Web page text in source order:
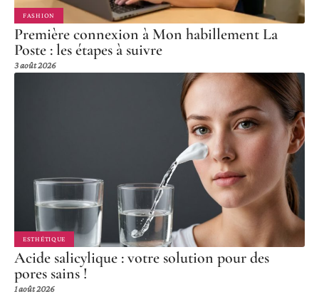
FASHION
Première connexion à Mon habillement La
Poste : les étapes à suivre
3 août 2026
ESTHÉTIQUE
Acide salicylique : votre solution pour des
pores sains !
1 août 2026